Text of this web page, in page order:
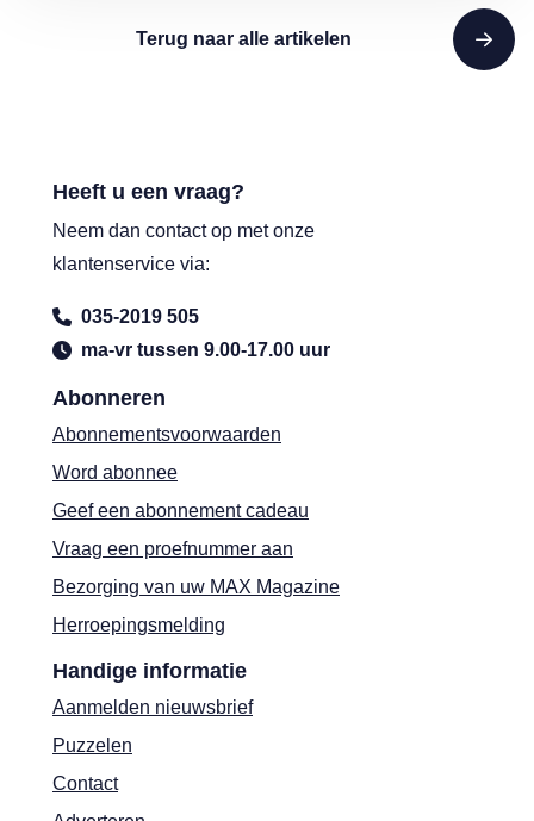
Terug naar alle artikelen
Abonneren
Abonnementsvoorwaarden
Word abonnee
Geef een abonnement cadeau
Vraag een proefnummer aan
Bezorging van uw MAX Magazine
Herroepingsmelding
Handige informatie
Aanmelden nieuwsbrief
Puzzelen
Contact
Heeft u een vraag?
Neem dan contact op met onze
klantenservice via:
035-2019 505
ma-vr tussen 9.00-17.00 uur